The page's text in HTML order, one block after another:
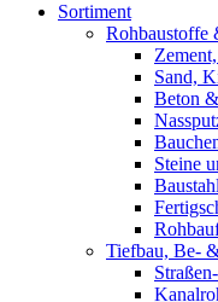
Sortiment
Rohbaustoffe
Sand,
Beton
Steine
Tiefbau, Be-